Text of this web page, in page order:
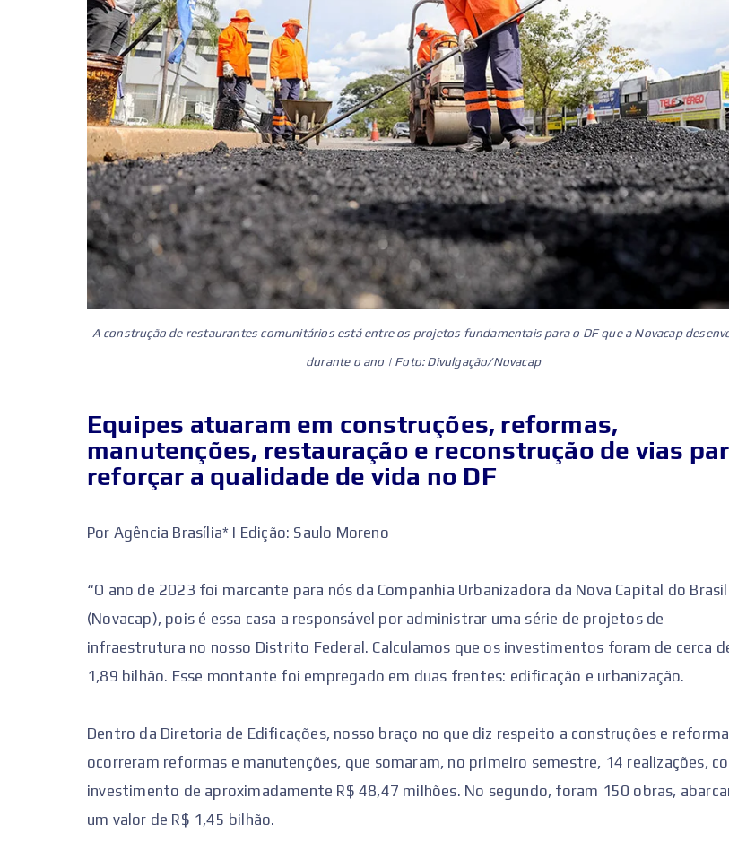
A construção de restaurantes comunitários está entre os projetos fundamentais para o DF que a Novacap
durante o ano | Foto: Divulgação/Novacap
Equipes atuaram em construções, reformas,
manutenções, restauração e reconstrução de vias
reforçar a qualidade de vida no DF
Por Agência Brasília* I Edição: Saulo Moreno
“O ano de 2023 foi marcante para nós da Companhia Urbanizadora da Nova Capital do Brasil
(Novacap), pois é essa casa a responsável por administrar uma série de projetos de
infraestrutura no nosso Distrito Federal. Calculamos que os investimentos foram de cerca
1,89 bilhão. Esse montante foi empregado em duas frentes: edificação e urbanização.
Dentro da Diretoria de Edificações, nosso braço no que diz respeito a construções e
ocorreram reformas e manutenções, que somaram, no primeiro semestre, 14 realizações,
investimento de aproximadamente R$ 48,47 milhões. No segundo, foram 150 obras,
um valor de R$ 1,45 bilhão.